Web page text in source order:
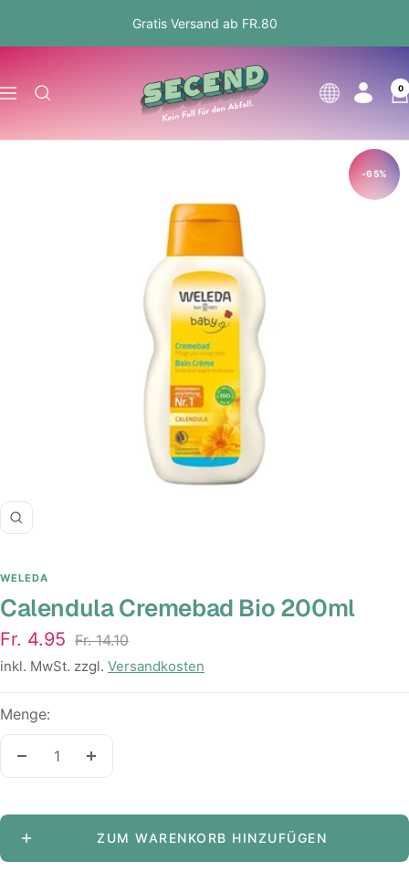
Gratis Versand ab FR.80
Navigation
Secend.ch
Sprache
0
Zoom
-65%
WELEDA
Calendula Cremebad Bio 200ml
Angebotspreis
Fr. 4.95 Regulärer
Preis
Fr. 14.10
inkl. MwSt. zzgl. Versandkosten
Menge:
Menge
Menge
ZUM WARENKORB HINZUFÜGEN